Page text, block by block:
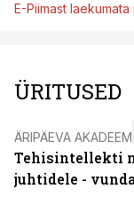
E-Piimast
ÜRITUSED
ÄRIPÄEVA
Tehisintellekti
juhtidele -